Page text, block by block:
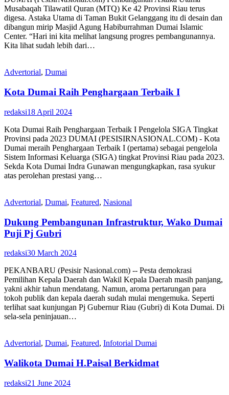
Musabaqah Tilawatil Quran (MTQ) Ke 42 Provinsi Riau terus
digesa. Astaka Utama di Taman Bukit Gelanggang itu di desain dan
dibangun mirip Masjid Agung Habiburrahman Dumai Islamic
Center. “Hari ini kita melihat langsung progres pembangunannya.
Kita lihat sudah lebih dari…
Advertorial, Dumai
Kota Dumai Raih Penghargaan Terbaik I
redaksi18 April 2024
Kota Dumai Raih Penghargaan Terbaik I Pengelola SIGA Tingkat
Provinsi pada 2023 DUMAI (PESISIRNASIONAL.COM) - Kota
Dumai meraih Penghargaan Terbaik I (pertama) sebagai pengelola
Sistem Informasi Keluarga (SIGA) tingkat Provinsi Riau pada 2023.
Sekda Kota Dumai Indra Gunawan mengungkapkan, rasa syukur
atas perolehan prestasi yang…
Advertorial, Dumai, Featured, Nasional
Dukung Pembangunan Infrastruktur, Wako Dumai
Puji Pj Gubri
redaksi30 March 2024
PEKANBARU (Pesisir Nasional.com) -- Pesta demokrasi
Pemilihan Kepala Daerah dan Wakil Kepala Daerah masih panjang,
yakni akhir tahun mendatang. Namun, aroma pertarungan para
tokoh publik dan kepala daerah sudah mulai mengemuka. Seperti
terlihat saat kunjungan Pj Gubernur Riau (Gubri) di Kota Dumai. Di
sela-sela peninjauan…
Advertorial, Dumai, Featured, Infotorial Dumai
Walikota Dumai H.Paisal Berkidmat
redaksi21 June 2024